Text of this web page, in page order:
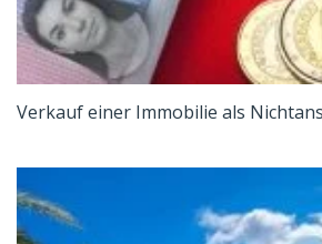
Verkauf einer Immobilie als